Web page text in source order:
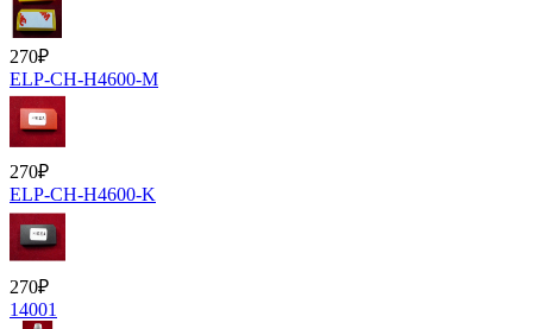
270₽
ELP-CH-H4600-M
270₽
ELP-CH-H4600-K
270₽
14001